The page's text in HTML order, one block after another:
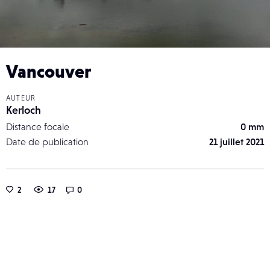
Vancouver
AUTEUR
Kerloch
Distance focale
0 mm
Date de publication
21 juillet 2021
2 17 0